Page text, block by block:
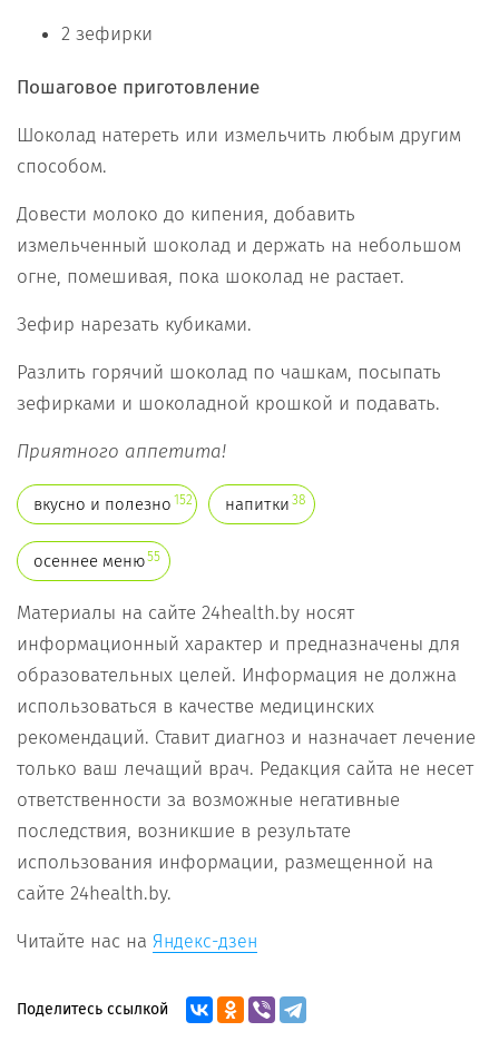
2 зефирки
Пошаговое приготовление
Шоколад натереть или измельчить любым другим
способом.
Довести молоко до кипения, добавить
измельченный шоколад и держать на небольшом
огне, помешивая, пока шоколад не растает.
Зефир нарезать кубиками.
Разлить горячий шоколад по чашкам, посыпать
зефирками и шоколадной крошкой и подавать.
Приятного аппетита!
вкусно и полезно 152 напитки 38
осеннее меню55
Материалы на сайте 24health.by носят
информационный характер и предназначены для
образовательных целей. Информация не должна
использоваться в качестве медицинских
рекомендаций. Ставит диагноз и назначает лечение
только ваш лечащий врач. Редакция сайта не несет
ответственности за возможные негативные
последствия, возникшие в результате
использования информации, размещенной на
сайте 24health.by.
Читайте нас на Яндекс-дзен
Поделитесь ссылкой